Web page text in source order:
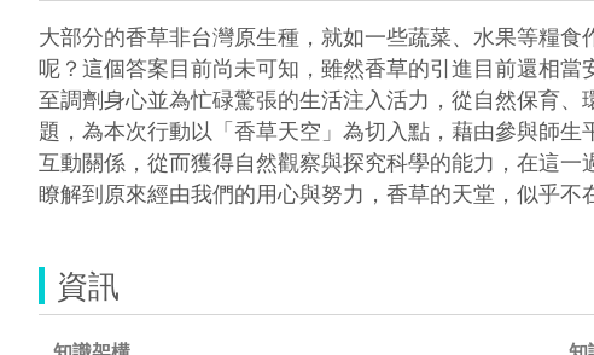
大部分的香草非台灣原生種，就如一些蔬菜、水果等糧
呢？這個答案目前尚未可知，雖然香草的引進目前還相
至調劑身心並為忙碌驚張的生活注入活力，從自然保育
題，為本次行動以「香草天空」為切入點，藉由參與師
互動關係，從而獲得自然觀察與探究科學的能力，在這
瞭解到原來經由我們的用心與努力，香草的天堂，似乎不
資訊